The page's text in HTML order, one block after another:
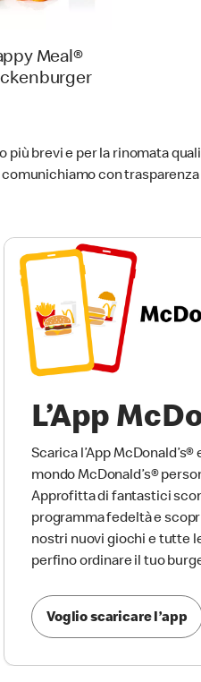
Meal®
brevi e per la rinomata
con
L’App
Scarica l’App
mondo McDonald’s®
Approfitta di fantastici
programma fedeltà e
nostri nuovi giochi e tutte
perfino ordinare il tuo
Voglio scaricare l’app